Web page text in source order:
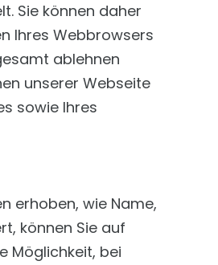
Sie können daher
Ihres Webbrowsers
ablehnen
unserer Webseite
sowie Ihres
erhoben, wie Name,
können Sie auf
Möglichkeit, bei